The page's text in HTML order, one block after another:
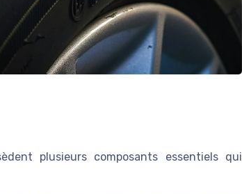
plusieurs composants essentiels qui